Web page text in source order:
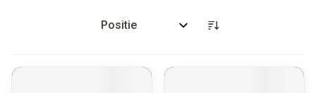
Sorteer op: